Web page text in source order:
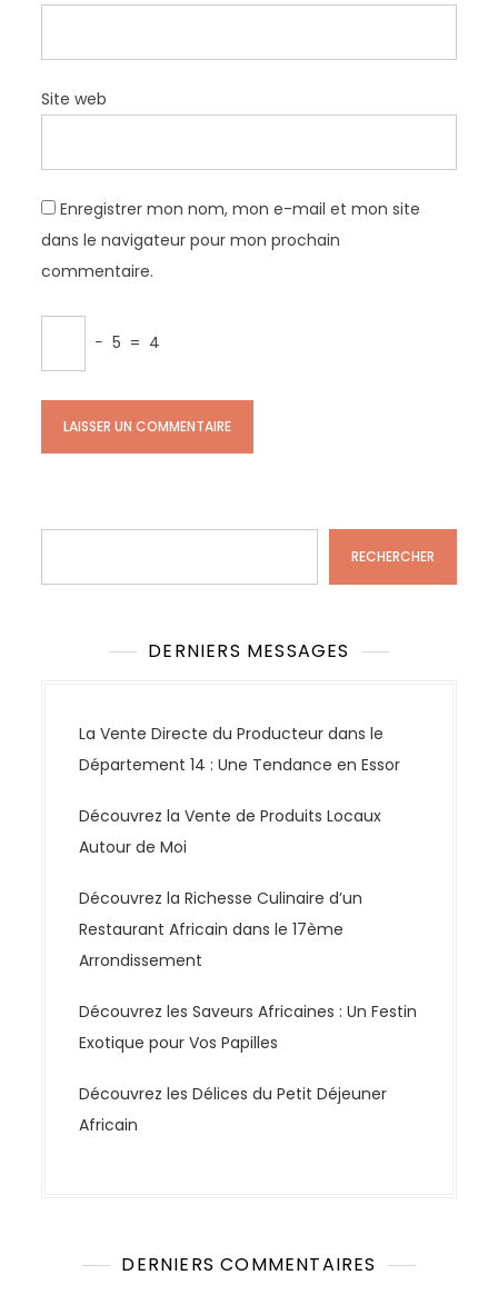
Site web
Enregistrer mon nom, mon e-mail et mon site
dans le navigateur pour mon prochain
commentaire.
− 5 = 4
RECHERCHER
DERNIERS MESSAGES
La Vente Directe du Producteur dans le
Département 14 : Une Tendance en Essor
Découvrez la Vente de Produits Locaux
Autour de Moi
Découvrez la Richesse Culinaire d’un
Restaurant Africain dans le 17ème
Arrondissement
Découvrez les Saveurs Africaines : Un Festin
Exotique pour Vos Papilles
Découvrez les Délices du Petit Déjeuner
Africain
DERNIERS COMMENTAIRES